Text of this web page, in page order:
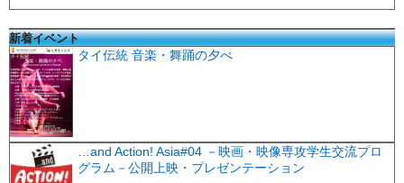
新着イベント
タイ伝統 音楽・舞踊の夕べ
…and Action! Asia#04 －映画・映像専攻学生交流プロ
グラム－公開上映・プレゼンテーション